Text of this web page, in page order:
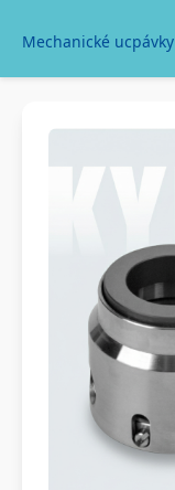
Mechanické ucpávky